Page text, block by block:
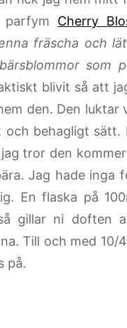
parfym Cherry
fräscha och
som
blivit så att
den. Den
och behagligt
tror den
Jag hade inga
En flaska på
gillar ni doften
Till och med
på.